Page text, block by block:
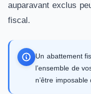
auparavant exclus
fiscal.
Un abattement
l’ensemble de
n’être